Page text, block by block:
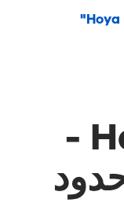
تكنولوجيا Hoya -